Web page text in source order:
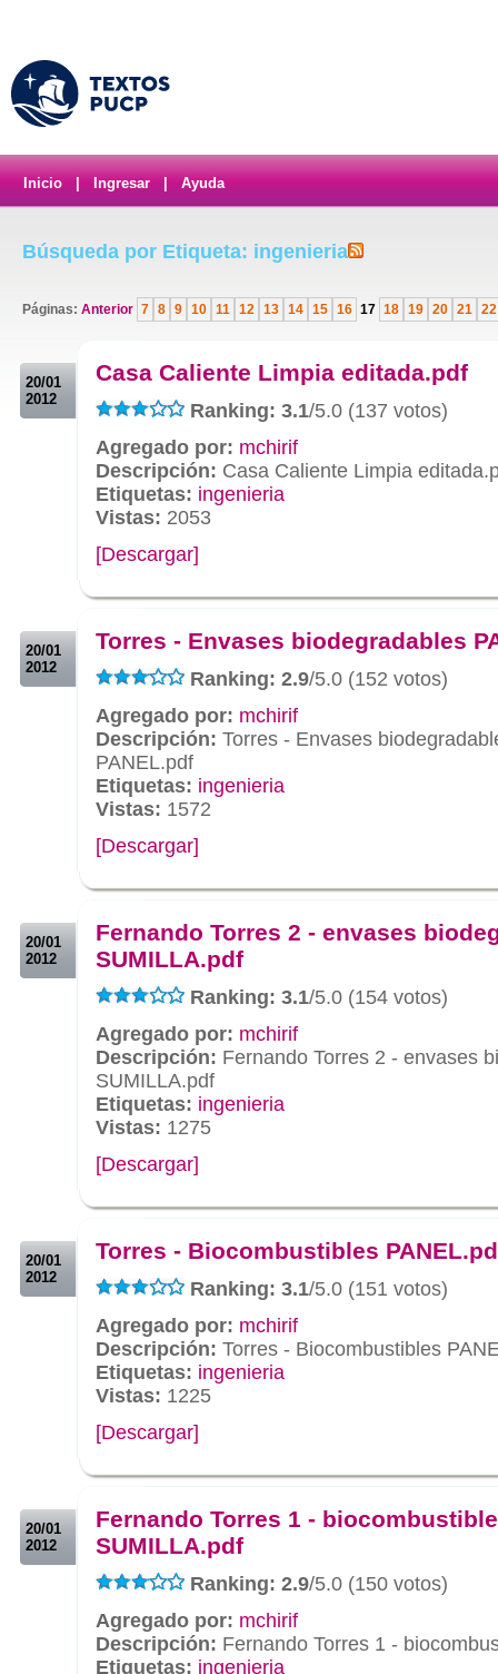
Inicio Ingresar Ayuda
Búsqueda por Etiqueta: ingenieria
Páginas: Anterior 7 8 9 10 11 12 13 14 15 16 17 18 19 20 21 22
20/01
2012
Casa Caliente Limpia editada.pdf
Ranking: 3.1/5.0 (137 votos)
Agregado por: mchirif
Descripción: Casa Caliente Limpia
Etiquetas: ingenieria
Vistas: 2053
[Descargar]
20/01
2012
Torres - Envases biodegradables
Ranking: 2.9/5.0 (152 votos)
Agregado por: mchirif
Descripción: Torres - Envases
PANEL.pdf
Etiquetas: ingenieria
Vistas: 1572
[Descargar]
20/01
2012
Fernando Torres 2 - envases
SUMILLA.pdf
Ranking: 3.1/5.0 (154 votos)
Agregado por: mchirif
Descripción: Fernando Torres 2 - envases
SUMILLA.pdf
Etiquetas: ingenieria
Vistas: 1275
[Descargar]
20/01
2012
Torres - Biocombustibles
Ranking: 3.1/5.0 (151 votos)
Agregado por: mchirif
Descripción: Torres - Biocombustibles
Etiquetas: ingenieria
Vistas: 1225
[Descargar]
20/01
2012
Fernando Torres 1 -
SUMILLA.pdf
Ranking: 2.9/5.0 (150 votos)
Agregado por: mchirif
Descripción: Fernando Torres 1 -
Etiquetas: ingenieria